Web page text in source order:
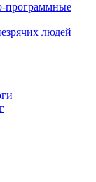
программные
людей